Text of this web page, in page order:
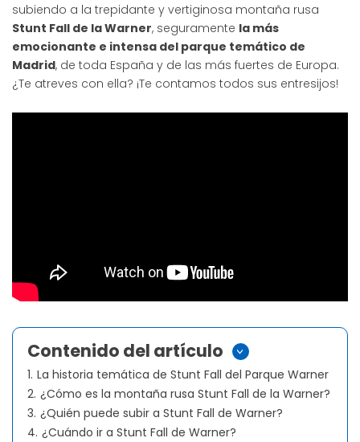
subiendo a la trepidante y vertiginosa montaña rusa
Stunt Fall de la Warner, seguramente la más
emocionante e intensa del parque temático de
Madrid, de toda España y de las más fuertes de Europa.
¿Te atreves con ella? ¡Te contamos todos sus entresijos!
Contenido del artículo >
1. La historia temática de Stunt Fall del Parque Warner
2. ¿Cómo es la montaña rusa Stunt Fall de la Warner?
3. ¿Quién puede subir a Stunt Fall de Warner?
4. ¿Cuándo ir a Stunt Fall de Warner?